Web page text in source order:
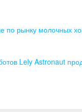
рынку молочных
Lely Astronaut